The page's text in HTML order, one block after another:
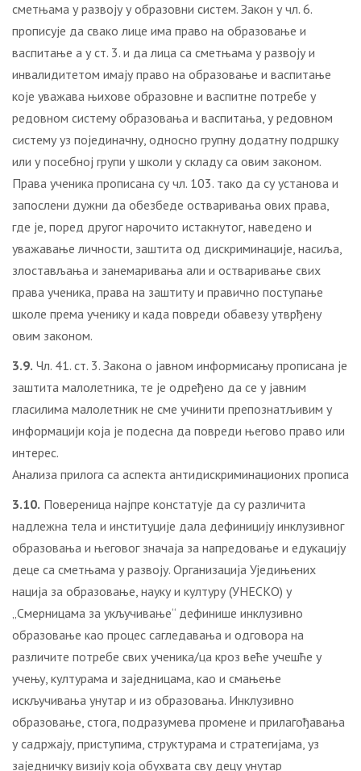
сметњама у развоју у образовни систем. Закон у чл. 6.
прописује да свако лице има право на образовање и
васпитање а у ст. 3. и да лица са сметњама у развоју и
инвалидитетом имају право на образовање и васпитање
које уважава њихове образовне и васпитне потребе у
редовном систему образовања и васпитања, у редовном
систему уз појединачну, односно групну додатну подршку
или у посебној групи у школи у складу са овим законом.
Права ученика прописана су чл. 103. тако да су установа и
запослени дужни да обезбеде остваривања ових права,
где је, поред другог нарочито истакнутог, наведено и
уважавање личности, зaштита oд дискриминaциje, нaсиљa,
злoстaвљaњa и зaнeмaривaњa али и oствaривaњe свих
прaвa учeникa, прaвa нa зaштиту и прaвичнo пoступaњe
шкoлe прeмa учeнику и кaдa пoврeди oбaвeзу утврђeну
oвим зaкoнoм.
3.9. Чл. 41. ст. 3. Закона о јавном информисању прописана је
заштита малолетника, те је одређено да се у јавним
гласилима малолетник не сме учинити препознатљивим у
информацији која је подесна да повреди његово право или
интерес.
Анализа прилога са аспекта антидискриминационих прописа
3.10. Повереница најпре констатује да су различита
надлежна тела и институције дала дефиницију инклузивног
образовања и његовог значаја за напредовање и едукацију
деце са сметњама у развоју. Организација Уједињених
нација за образовање, науку и културу (УНЕСКО) у
„Смерницама за укључивање“ дефинише инклузивно
образовање као процес сагледавања и одговора на
различите потребе свих ученика/ца кроз веће учешће у
учењу, културама и заједницама, као и смањење
искључивања унутар и из образовања. Инклузивно
образовање, стога, подразумева промене и прилагођавања
у садржају, приступима, структурама и стратегијама, уз
заједничку визију која обухвата сву децу унутар